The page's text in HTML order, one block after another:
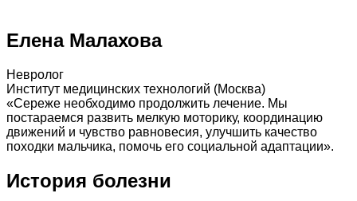
Елена Малахова
Невролог
Институт медицинских технологий (Москва)
«Сереже необходимо продолжить лечение. Мы
постараемся развить мелкую моторику, координацию
движений и чувство равновесия, улучшить качество
походки мальчика, помочь его социальной адаптации».
История болезни